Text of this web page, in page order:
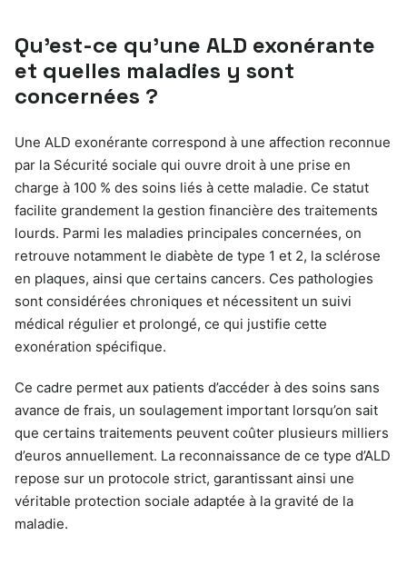
Qu’est-ce qu’une ALD exonérante
et quelles maladies y sont
concernées ?
Une ALD exonérante correspond à une affection reconnue
par la Sécurité sociale qui ouvre droit à une prise en
charge à 100 % des soins liés à cette maladie. Ce statut
facilite grandement la gestion financière des traitements
lourds. Parmi les maladies principales concernées, on
retrouve notamment le diabète de type 1 et 2, la sclérose
en plaques, ainsi que certains cancers. Ces pathologies
sont considérées chroniques et nécessitent un suivi
médical régulier et prolongé, ce qui justifie cette
exonération spécifique.
Ce cadre permet aux patients d’accéder à des soins sans
avance de frais, un soulagement important lorsqu’on sait
que certains traitements peuvent coûter plusieurs milliers
d’euros annuellement. La reconnaissance de ce type d’ALD
repose sur un protocole strict, garantissant ainsi une
véritable protection sociale adaptée à la gravité de la
maladie.